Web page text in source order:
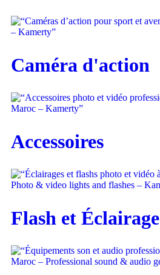
Caméra d'action
Accessoires
Flash et Éclairage